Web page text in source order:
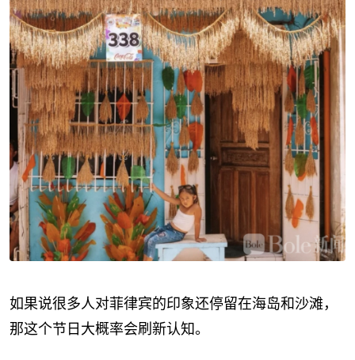
如果说很多人对菲律宾的印象还停留在海岛和沙滩，
那这个节日大概率会刷新认知。